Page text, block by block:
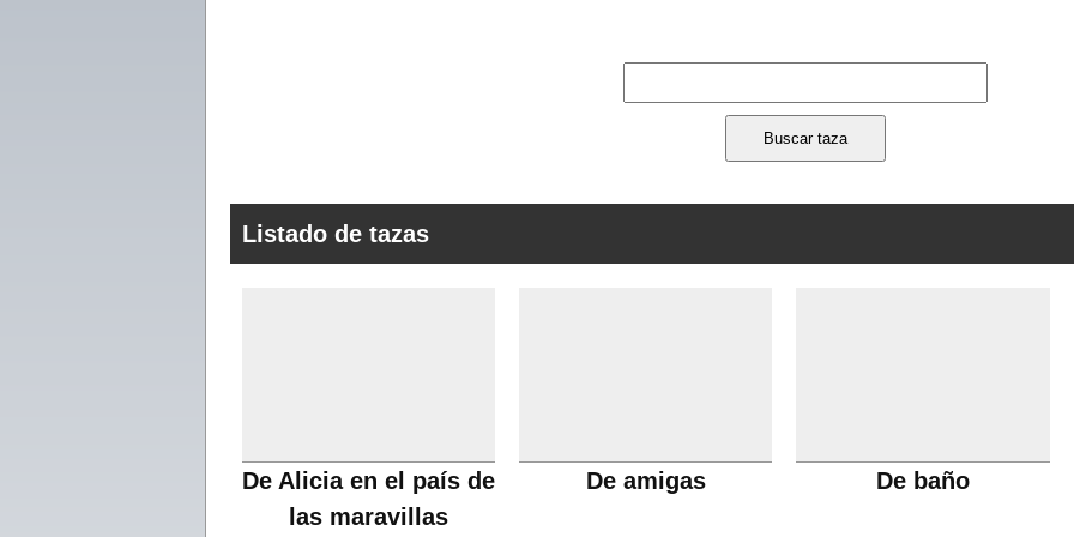
Listado de tazas
De Alicia en el país de
las maravillas
De amigas De baño